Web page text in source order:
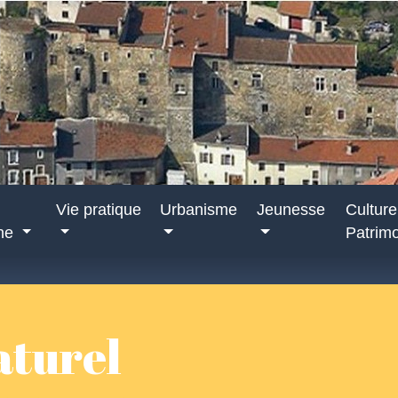
Vie pratique Urbanisme Jeunesse